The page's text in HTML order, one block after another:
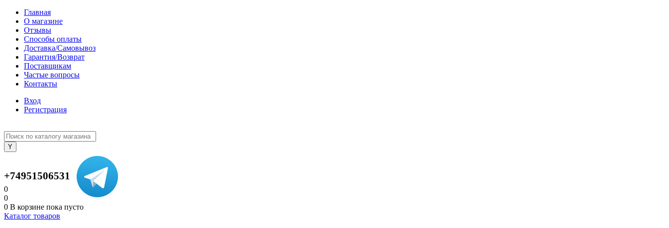
Главная
О магазине
Отзывы
Способы оплаты
Доставка/Самовывоз
Гарантия/Возврат
Поставщикам
Частые вопросы
Контакты
Вход
Регистрация
+74951506531
0
0
0 В корзине пока пусто
Каталог товаров